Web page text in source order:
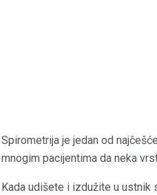
Spirometrija je jedan od
mnogim pacijentima da neka
Kada udišete i izdužite u ustnik